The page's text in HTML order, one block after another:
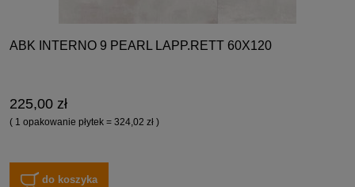
ABK INTERNO 9 PEARL LAPP.RETT 60X120
225,00 zł
( 1 opakowanie płytek = 324,02 zł )
do koszyka